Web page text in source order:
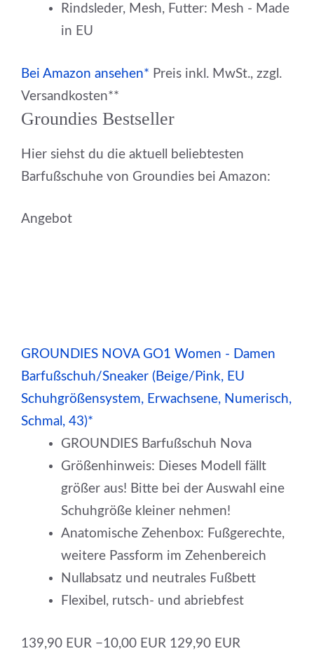
Rindsleder, Mesh, Futter: Mesh - Made
in EU
Bei Amazon ansehen* Preis inkl. MwSt., zzgl.
Versandkosten**
Groundies Bestseller
Hier siehst du die aktuell beliebtesten
Barfußschuhe von Groundies bei Amazon:
Angebot
GROUNDIES NOVA GO1 Women - Damen
Barfußschuh/Sneaker (Beige/Pink, EU
Schuhgrößensystem, Erwachsene, Numerisch,
Schmal, 43)*
GROUNDIES Barfußschuh Nova
Größenhinweis: Dieses Modell fällt
größer aus! Bitte bei der Auswahl eine
Schuhgröße kleiner nehmen!
Anatomische Zehenbox: Fußgerechte,
weitere Passform im Zehenbereich
Nullabsatz und neutrales Fußbett
Flexibel, rutsch- und abriebfest
139,90 EUR −10,00 EUR 129,90 EUR